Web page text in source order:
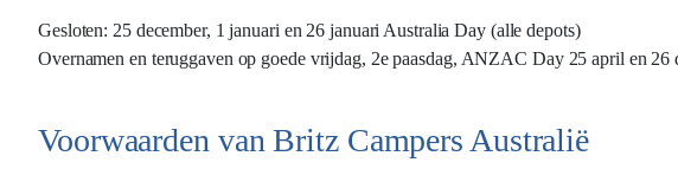
Gesloten: 25 december, 1 januari en 26 januari Australia Day (alle depots)
Overnamen en teruggaven op goede vrijdag, 2e paasdag, ANZAC Day 25 april en
Voorwaarden van Britz Campers Australië